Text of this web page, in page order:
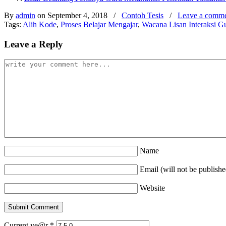
By admin on September 4, 2018 / Contoh Tesis / Leave a
Tags: Alih Kode, Proses Belajar Mengajar, Wacana Lisan Interaksi
Leave a Reply
Name
Email (will not be
Website